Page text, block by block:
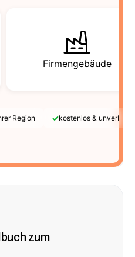
Firmengebäude
Region ✓kostenlos &
zum